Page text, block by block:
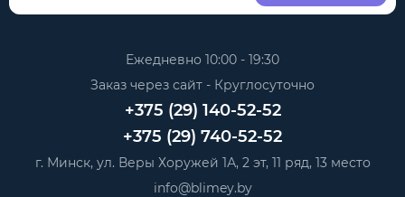
Ежедневно 10:00 - 19:30
Заказ через сайт - Круглосуточно
+375 (29) 140-52-52
+375 (29) 740-52-52
г. Минск, ул. Веры Хоружей 1А, 2 эт, 11 ряд, 13 место
info@blimey.by